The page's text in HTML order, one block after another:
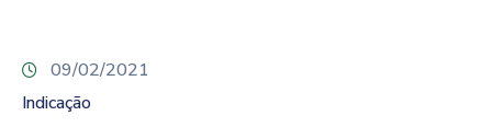
09/02/2021
Indicação